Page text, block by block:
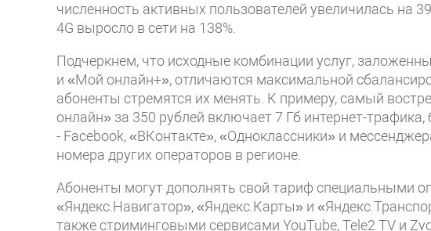
численность активных пользователей увеличилась на
4G выросло в сети на 138%.
Подчеркнем, что исходные комбинации услуг,
и «Мой онлайн+», отличаются максимальной
абоненты стремятся их менять. К примеру, самый
онлайн» за 350 рублей включает 7 Гб интернет-
- Facebook, «ВКонтакте», «Одноклассники» и
номера других операторов в регионе.
Абоненты могут дополнять свой тариф специальными
«Яндекс.Навигатор», «Яндекс.Карты» и
также стриминговыми сервисами YouTube, Tele2 TV и